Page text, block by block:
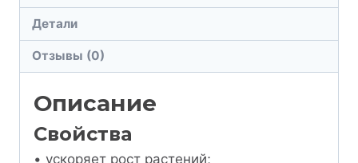
Детали
Отзывы (0)
Описание
Свойства
• ускоряет рост растений;